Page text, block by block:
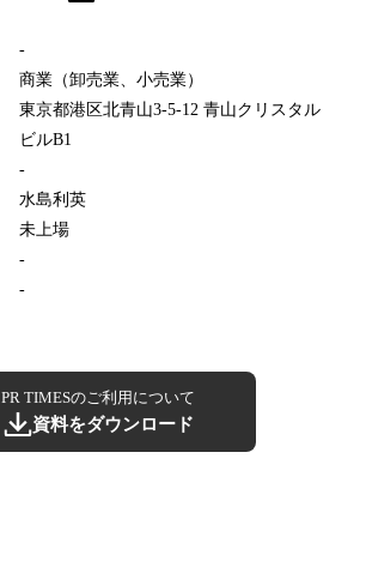
-
商業（卸売業、小売業）
東京都港区北青山3-5-12 青山クリスタル
ビルB1
-
水島利英
未上場
-
-
PR TIMESのご利用について
資料をダウンロード